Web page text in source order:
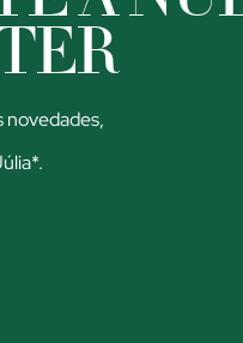
novedades,